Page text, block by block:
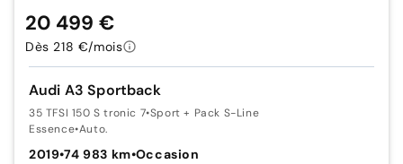
Audi A3 Sportback
35 TFSI 150 S tronic 7•Sport + Pack S-Line
Essence•Auto.
2019•74 983 km•Occasion
20 499 €
Dès 218 €/mois